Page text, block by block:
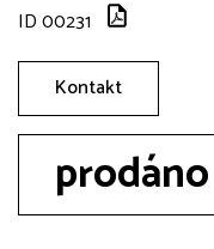
ID 00231
Kontakt
prodáno